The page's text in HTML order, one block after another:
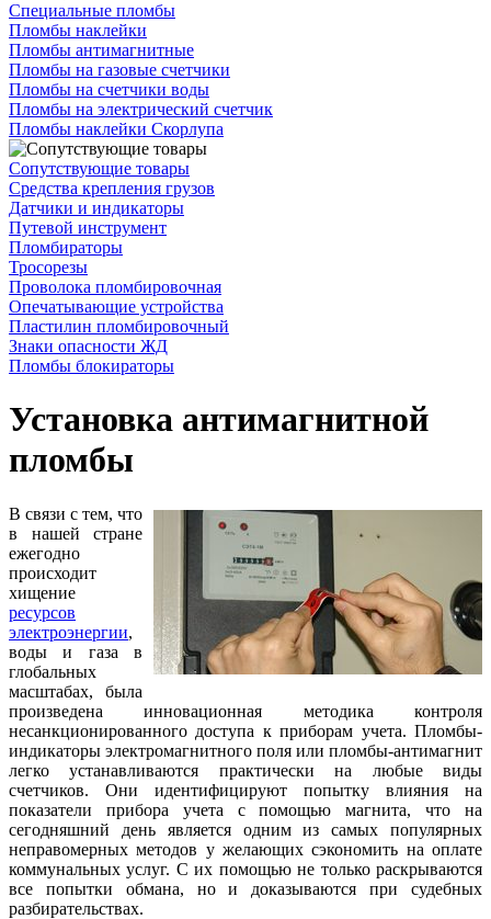
Специальные пломбы
Пломбы наклейки
Пломбы антимагнитные
Пломбы на газовые счетчики
Пломбы на счетчики воды
Пломбы на электрический счетчик
Пломбы наклейки Скорлупа
Сопутствующие товары
Средства крепления грузов
Датчики и индикаторы
Путевой инструмент
Пломбираторы
Тросорезы
Проволока пломбировочная
Опечатывающие устройства
Пластилин пломбировочный
Знаки опасности ЖД
Пломбы блокираторы
Установка антимагнитной
пломбы
В связи с тем, что
в нашей стране
ежегодно
происходит
хищение
ресурсов
электроэнергии,
воды и газа в
глобальных
масштабах, была
произведена инновационная методика контроля
несанкционированного доступа к приборам учета. Пломбы-
индикаторы электромагнитного поля или пломбы-антимагнит
легко устанавливаются практически на любые виды
счетчиков. Они идентифицируют попытку влияния на
показатели прибора учета с помощью магнита, что на
сегодняшний день является одним из самых популярных
неправомерных методов у желающих сэкономить на оплате
коммунальных услуг. С их помощью не только раскрываются
все попытки обмана, но и доказываются при судебных
разбирательствах.